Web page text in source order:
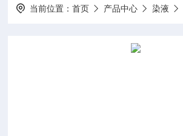
当前位置：首页 产品中心 染液